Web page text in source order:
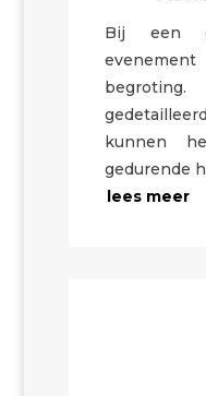
Bij een
kunnen
gedurende
lees meer